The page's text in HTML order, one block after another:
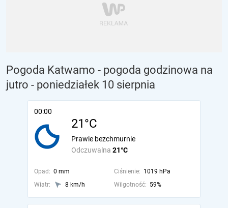
Pogoda Katwamo - pogoda godzinowa na
jutro - poniedziałek 10 sierpnia
00:00
21°C
Odczuwalna 21°C
Prawie bezchmurnie
Opad: 0 mm Ciśnienie: 1019 hPa
Wiatr:
8 km/h Wilgotność: 59%